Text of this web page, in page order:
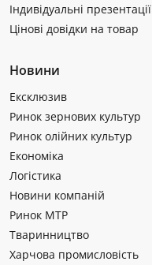
Індивідуальні презентації
Цінові довідки на товар
Новини
Ексклюзив
Ринок зернових культур
Ринок олійних культур
Економіка
Логістика
Новини компаній
Ринок МТР
Тваринництво
Харчова промисловість